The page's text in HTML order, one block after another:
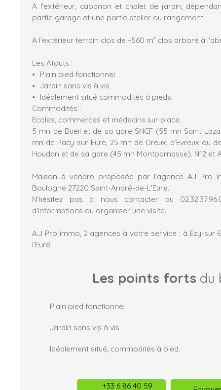
A l'extérieur, cabanon et chalet de jardin,
partie garage et une partie atelier ou rangement.
A l'extérieur terrain clos de ~560 m² clos arboré à
Les Atouts :
Plain pied fonctionnel
Jardin sans vis à vis
Idéalement situé commodités à pieds
Commodités :
Ecoles, commerces et médecins sur place.
5 mn de Bueil et de sa gare SNCF (55 mn Saint
mn de Pacy-sur-Eure, 25 mn de Dreux, d’Evreux ou
Houdan et de sa gare (45 mn Montparnasse). N12 et
Maison à vendre proposée par l'agence AJ Pro
Boulogne 27220 Saint-André-de-L'Eure.
N'hésitez pas à nous contacter au
d'informations ou organiser une visite.
A.J Pro immo, 2 agences à votre service : à Ezy-sur-
l’Eure.
Les points forts du
Plain pied fonctionnel
Jardin sans vis à vis
Idéalement situé, commodités à pied.
+33 6 86 40 59